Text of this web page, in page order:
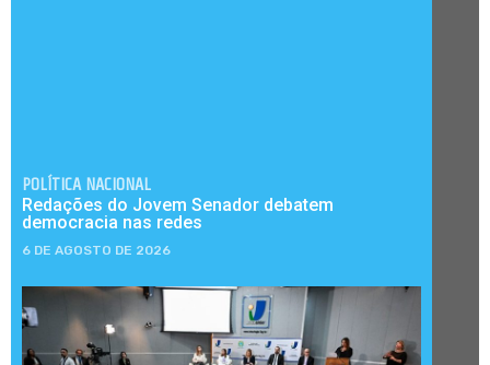
POLÍTICA NACIONAL
Redações do Jovem Senador debatem
democracia nas redes
6 DE AGOSTO DE 2026